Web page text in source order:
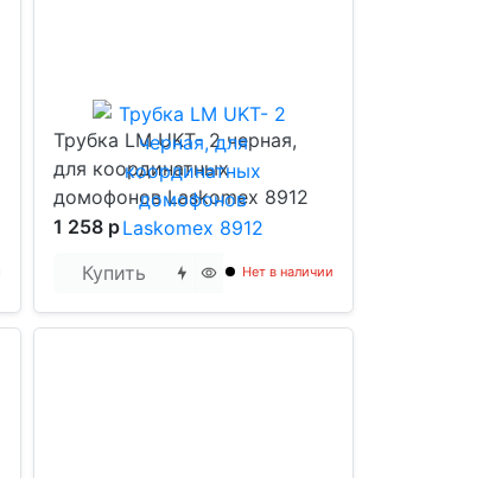
Трубка LM UKT- 2 черная,
для координатных
домофонов Laskomex 8912
1 258 р
Купить
Нет в наличии